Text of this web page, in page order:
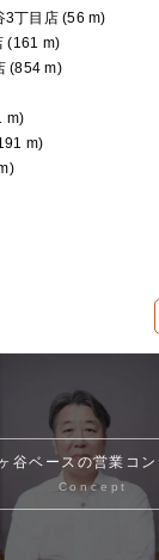
3丁目店 (56 m)
(161 m)
(854 m)
m)
m)
谷ベースの営業コン
Concept